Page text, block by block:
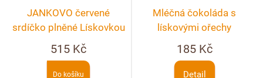
JANKOVO červené
srdíčko plněné Lískovkou
v KRABIČCE
515 Kč
Do košíku
Mléčná čokoláda s
lískovými ořechy
185 Kč
Detail